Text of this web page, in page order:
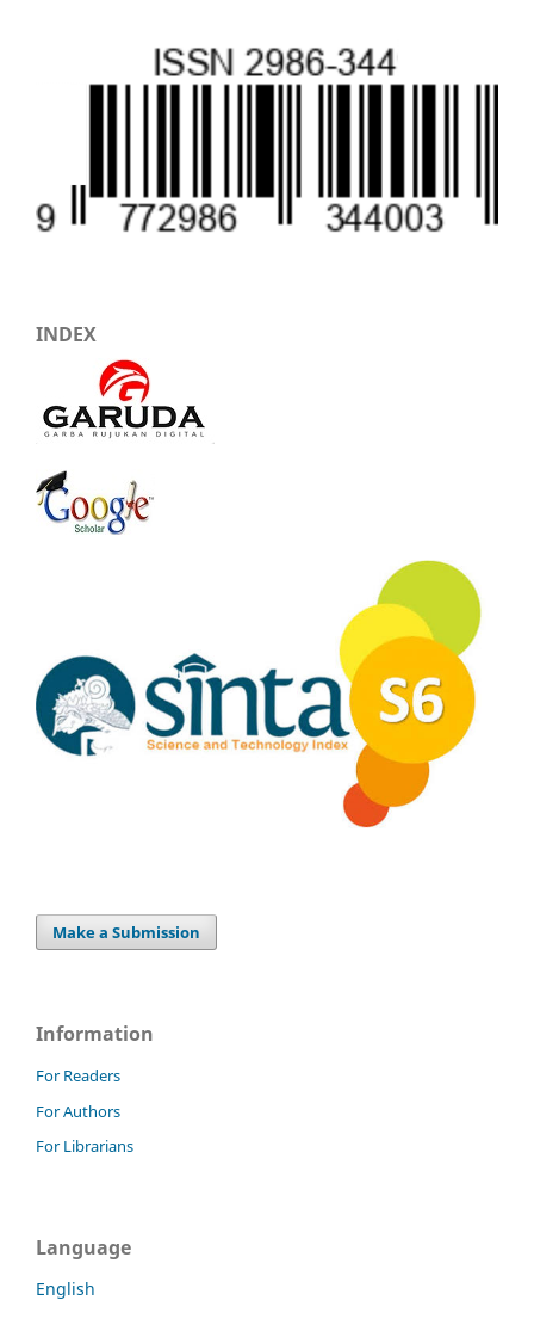
INDEX
Make a Submission
Information
For Readers
For Authors
For Librarians
Language
English